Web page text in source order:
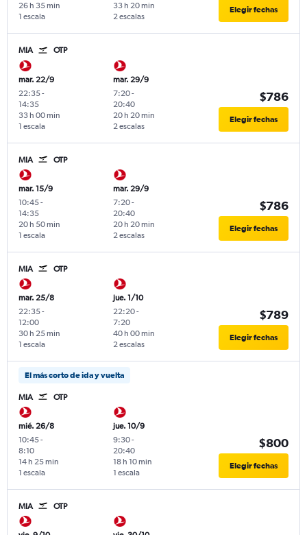
1 escala
26 h 35 min
2 escalas
33 h 20 min Elegir fechas
MIA OTP
mar. 22/9
22:35-
14:35
1 escala
33 h 00 min
mar. 29/9
7:20-
20:40
2 escalas
20 h 20 min
$786
Elegir fechas
MIA OTP
mar. 15/9
10:45-
14:35
1 escala
20 h 50 min
mar. 29/9
7:20-
20:40
2 escalas
20 h 20 min
$786
Elegir fechas
MIA OTP
mar. 25/8
22:35-
12:00
1 escala
30 h 25 min
jue. 1/10
22:20-
7:20
2 escalas
40 h 00 min
$789
Elegir fechas
El más corto de ida y vuelta
MIA OTP
mié. 26/8
10:45-
8:10
1 escala
14 h 25 min
jue. 10/9
9:30-
20:40
1 escala
18 h 10 min
$800
Elegir fechas
MIA OTP